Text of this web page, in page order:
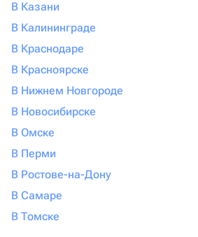
В Казани
В Калининграде
В Краснодаре
В Красноярске
В Нижнем Новгороде
В Новосибирске
В Омске
В Перми
В Ростове-на-Дону
В Самаре
В Томске